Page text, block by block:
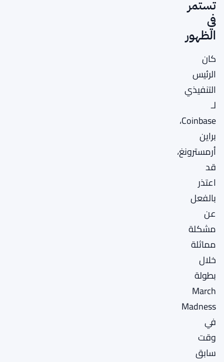
تستمر
في
الظهور
كان
الرئيس
التنفيذي
لـ
Coinbase،
براين
أرمسترونغ،
قد
اعتذر
بالفعل
عن
مشكلة
مماثلة
خلال
بطولة
March
Madness
في
وقت
سابق